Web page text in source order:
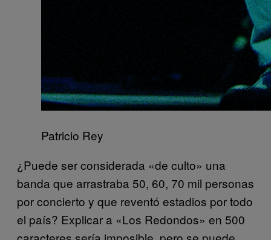
Patricio Rey
¿Puede ser considerada «de culto» una
banda que arrastraba 50, 60, 70 mil personas
por concierto y que reventó estadios por todo
el país? Explicar a «Los Redondos» en 500